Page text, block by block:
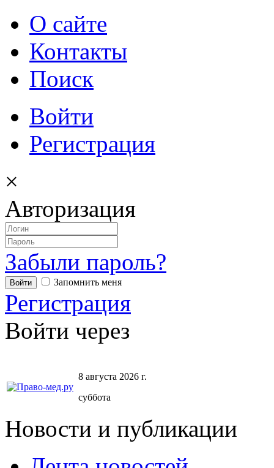
О сайте
Контакты
Поиск
Войти
Регистрация
×
Авторизация
Забыли пароль?
Запомнить меня
Регистрация
Войти через
8 августа 2026 г.
суббота
Новости и публикации